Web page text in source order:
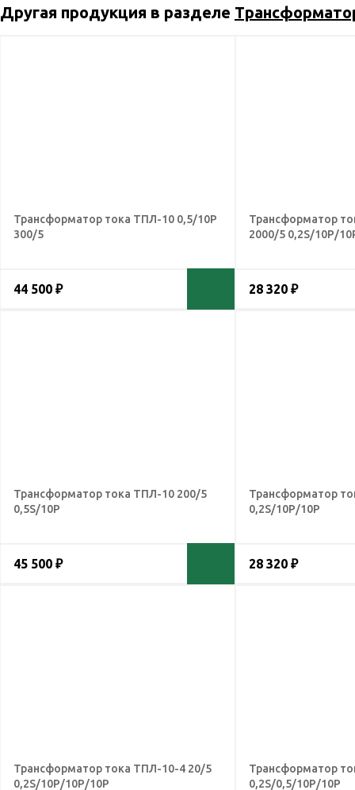
Другая продукция в разделе
Трансформатор тока ТПЛ-10 0,5/10Р
300/5
44 500 ₽
Трансформатор
2000/5 0,2S/10Р/
28 320 ₽
Трансформатор тока ТПЛ-10 200/5
0,5S/10Р
45 500 ₽
Трансформатор
0,2S/10Р/10Р
28 320 ₽
Трансформатор тока ТПЛ-10-4 20/5
0,2S/10Р/10Р/10Р
Трансформатор
0,2S/0,5/10Р/10Р